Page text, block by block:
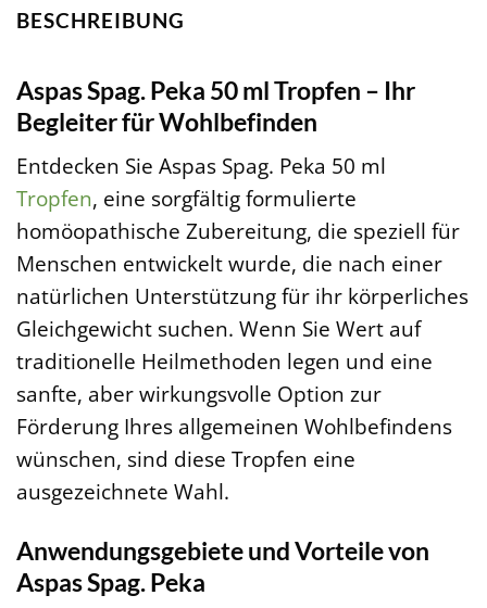
BESCHREIBUNG
Aspas Spag. Peka 50 ml Tropfen – Ihr
Begleiter für Wohlbefinden
Entdecken Sie Aspas Spag. Peka 50 ml
Tropfen, eine sorgfältig formulierte
homöopathische Zubereitung, die speziell für
Menschen entwickelt wurde, die nach einer
natürlichen Unterstützung für ihr körperliches
Gleichgewicht suchen. Wenn Sie Wert auf
traditionelle Heilmethoden legen und eine
sanfte, aber wirkungsvolle Option zur
Förderung Ihres allgemeinen Wohlbefindens
wünschen, sind diese Tropfen eine
ausgezeichnete Wahl.
Anwendungsgebiete und Vorteile von
Aspas Spag. Peka